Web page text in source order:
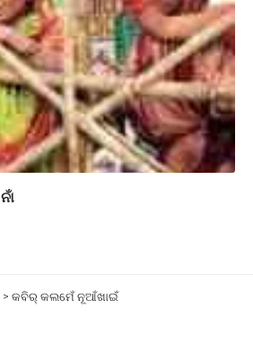
> କବିର୍ କଲମେଁ ନୂଆଁଖାଇଁ